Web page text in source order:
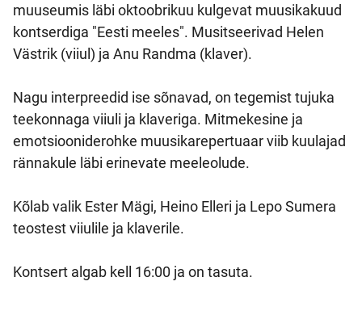
muuseumis läbi oktoobrikuu kulgevat muusikakuud
kontserdiga "Eesti meeles". Musitseerivad Helen
Västrik (viiul) ja Anu Randma (klaver).
Nagu interpreedid ise sõnavad, on tegemist tujuka
teekonnaga viiuli ja klaveriga. Mitmekesine ja
emotsiooniderohke muusikarepertuaar viib kuulajad
rännakule läbi erinevate meeleolude.
Kõlab valik Ester Mägi, Heino Elleri ja Lepo Sumera
teostest viiulile ja klaverile.
Kontsert algab kell 16:00 ja on tasuta.